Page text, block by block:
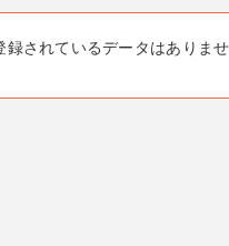
されているデータはありませ